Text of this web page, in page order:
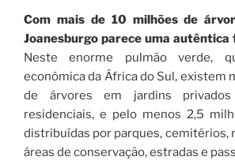
Com mais de 10 milhões de
Joanesburgo parece uma
Neste enorme pulmão verde,
económica da África do Sul, existem
de árvores em jardins
residenciais, e pelo menos 2,5
distribuídas por parques, cemitérios,
áreas de conservação, estradas e